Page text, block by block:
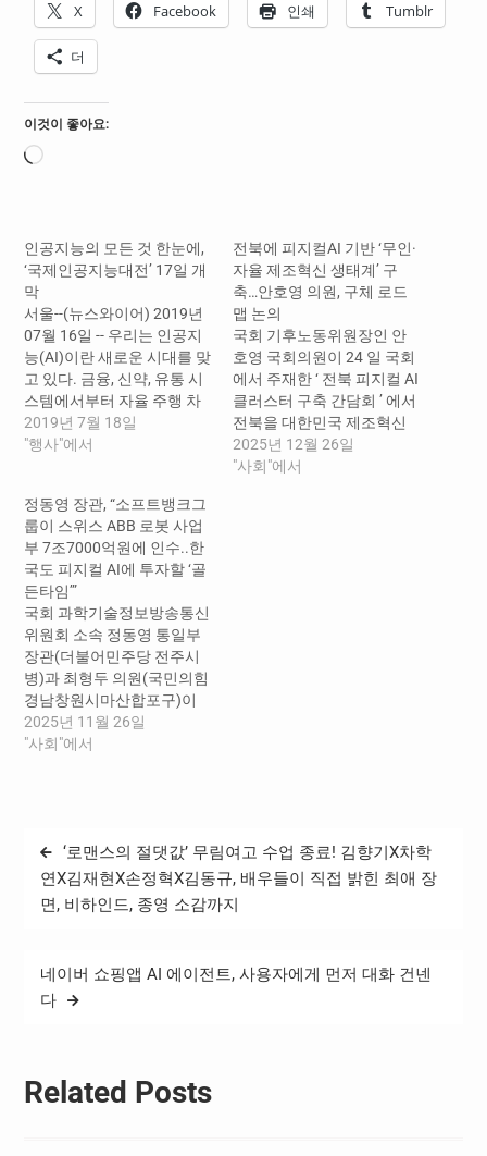
X Facebook 인쇄 Tumblr
더
이것이 좋아요:
로
인공지능의 모든 것 한눈에,
‘국제인공지능대전’ 17일 개
막
서울--(뉴스와이어) 2019년
07월 16일 -- 우리는 인공지
능(AI)이란 새로운 시대를 맞
고 있다. 금융, 신약, 유통 시
스템에서부터 자율 주행 차
량에서 휴머노이드 로봇 및
지능형 개인 비서, 스마트홈
를 겪어 가고 있으며 또한 우
리의 삶의 방식을 변화시키
고 있다. 기업 또한 인공지능
을 통해 생산성을 높이고 수
익을 얻을 수 있다는 인식
이…
2019년 7월 18일
"행사"에서
전북에 피지컬AI 기반 ‘무인·
자율 제조혁신 생태계’ 구
축…안호영 의원, 구체 로드
맵 논의
국회 기후노동위원장인 안
호영 국회의원이 24 일 국회
에서 주재한 ‘ 전북 피지컬 AI
클러스터 구축 간담회 ’ 에서
전북을 대한민국 제조혁신
의 테스트베드로 육성하기
위한 구체적 로드맵이 본격
2025년 12월 26일
"사회"에서
정동영 장관, “소프트뱅크그
룹이 스위스 ABB 로봇 사업
부 7조7000억원에 인수..한
국도 피지컬 AI에 투자할 ‘골
든타임’”
국회 과학기술정보방송통신
위원회 소속 정동영 통일부
장관(더불어민주당 전주시
병)과 최형두 의원(국민의힘
경남창원시마산합포구)이
공동주최하고, 정보통신산
업진흥원(NIPA)이 주관하는
최됐다. 포럼은 ‘피지컬 AI 시
대의 지능형 로봇 솔루션’과
‘AI 컨소시엄’을 주제로 심도
있는 논의를 진행했다. 피지
제 세계에서 인식·이해·행동
하도록…
2025년 11월 26일
"사회"에서
글
탐
색
‘로맨스의 절댓값’ 무림여고 수업 종료! 김향기X차학
연X김재현X손정혁X김동규, 배우들이 직접 밝힌 최애 장
면, 비하인드, 종영 소감까지
네이버 쇼핑앱 AI 에이전트, 사용자에게 먼저 대화 건넨
다
Related Posts